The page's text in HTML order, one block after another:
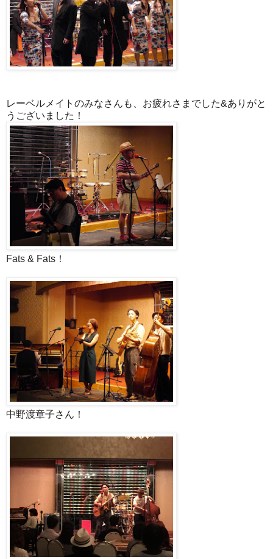
レーベルメイトのみなさんも、お疲れさまでした&ありがと
うございました！
Fats & Fats！
中野渡章子さん！